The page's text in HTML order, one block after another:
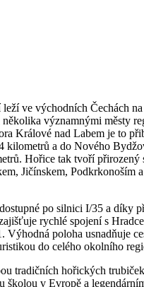
ve východních Čechách
významnými městy
Králové nad Labem je to
kilometrů a do Nového
Hořice tak tvoří přirozený
Jičínskem, Podkrkonoším
po silnici I/35 a díky
rychlé spojení s
Výhodná poloha usnadňuje
do celého okolního
tradičních hořických
školou v Evropě a